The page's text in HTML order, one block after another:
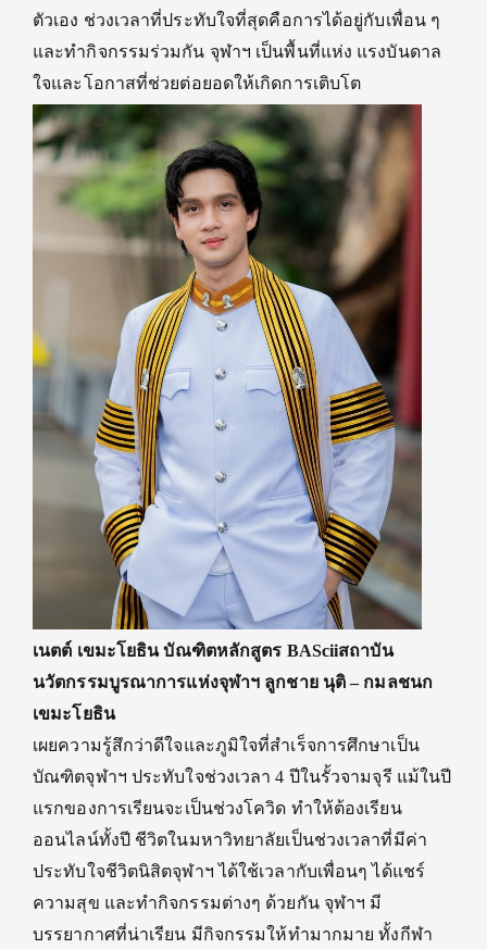
ตัวเอง ช่วงเวลาที่ประทับใจที่สุดคือการได้อยู่กับเพื่อน ๆ
และทำกิจกรรมร่วมกัน จุฬาฯ เป็นพื้นที่แห่ง แรงบันดาล
ใจและโอกาสที่ช่วยต่อยอดให้เกิดการเติบโต
เนตต์ เขมะโยธิน บัณฑิตหลักสูตร BASciiสถาบัน
นวัตกรรมบูรณาการแห่งจุฬาฯ ลูกชาย นุติ – กมลชนก
เขมะโยธิน
เผยความรู้สึกว่าดีใจและภูมิใจที่สำเร็จการศึกษาเป็น
บัณฑิตจุฬาฯ ประทับใจช่วงเวลา 4 ปีในรั้วจามจุรี แม้ในปี
แรกของการเรียนจะเป็นช่วงโควิด ทำให้ต้องเรียน
ออนไลน์ทั้งปี ชีวิตในมหาวิทยาลัยเป็นช่วงเวลาที่มีค่า
ประทับใจชีวิตนิสิตจุฬาฯ ได้ใช้เวลากับเพื่อนๆ ได้แชร์
ความสุข และทำกิจกรรมต่างๆ ด้วยกัน จุฬาฯ มี
บรรยากาศที่น่าเรียน มีกิจกรรมให้ทำมากมาย ทั้งกีฬา